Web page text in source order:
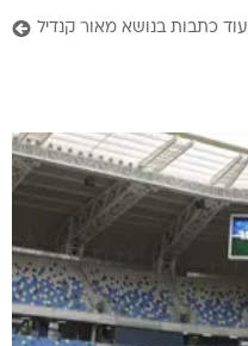
עוד כתבות בנושא מאור קנדיל